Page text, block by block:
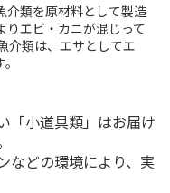
類を原材料として製造
りエビ・カニが混じって
介類は、エサとしてエ
「小道具類」はお届け
などの環境により、実